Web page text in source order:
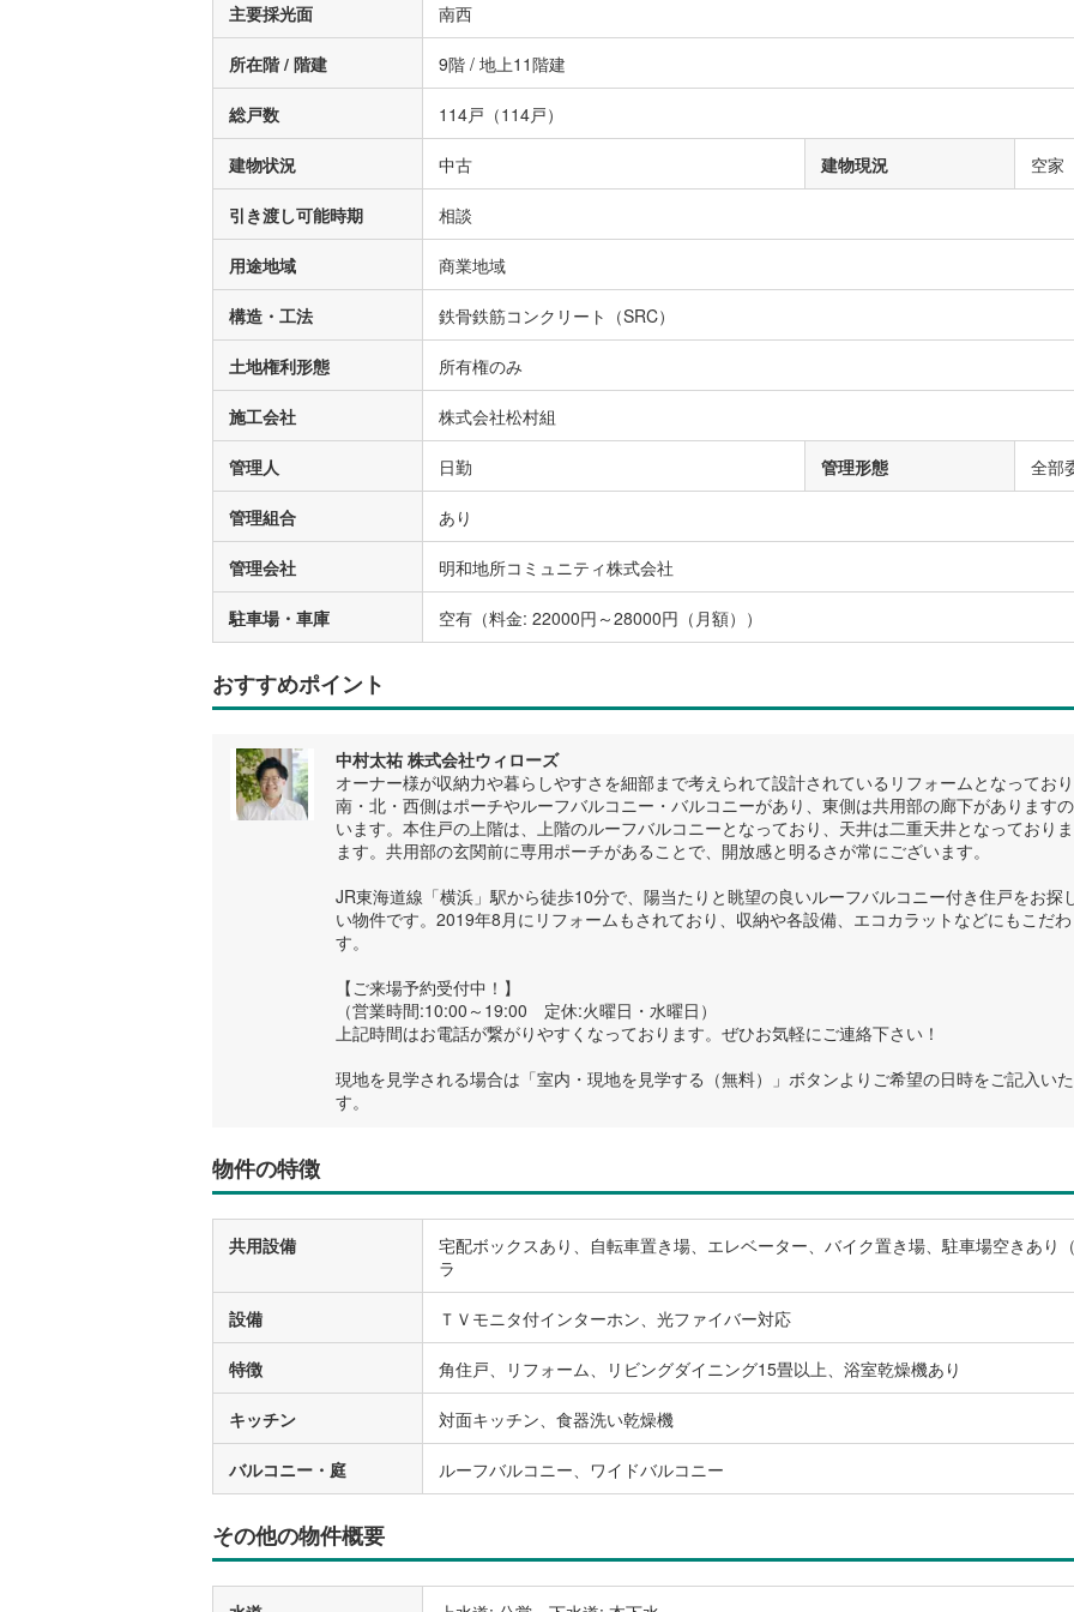
主要採光面 南西
所在階 / 階建 9階 / 地上11階建
総戸数 114戸（114戸）
建物状況 中古 建物現況 空家
引き渡し可能時期 相談
用途地域 商業地域
構造・工法 鉄骨鉄筋コンクリート（SRC）
土地権利形態 所有権のみ
施工会社 株式会社松村組
管理人 日勤 管理形態 全部
管理組合 あり
管理会社 明和地所コミュニティ株式会社
駐車場・車庫 空有（料金: 22000円～28000円（月額））
おすすめポイント
中村太祐 株式会社ウィローズ
オーナー様が収納力や暮らしやすさを細部まで考えられて設計されているリフォームとなってお
南・北・西側はポーチやルーフバルコニー・バルコニーがあり、東側は共用部の廊下があります
います。本住戸の上階は、上階のルーフバルコニーとなっており、天井は二重天井となっており
ます。共用部の玄関前に専用ポーチがあることで、開放感と明るさが常にございます。
JR東海道線「横浜」駅から徒歩10分で、陽当たりと眺望の良いルーフバルコニー付き住戸をお
い物件です。2019年8月にリフォームもされており、収納や各設備、エコカラットなどにもこだ
す。
【ご来場予約受付中！】
（営業時間:10:00～19:00 定休:火曜日・水曜日）
上記時間はお電話が繋がりやすくなっております。ぜひお気軽にご連絡下さい！
現地を見学される場合は「室内・現地を見学する（無料）」ボタンよりご希望の日時をご記入い
す。
物件の特徴
共用設備
宅配ボックスあり、自転車置き場、エレベーター、バイク置き場、駐車場空きあり
ラ
設備 ＴＶモニタ付インターホン、光ファイバー対応
特徴 角住戸、リフォーム、リビングダイニング15畳以上、浴室乾燥機あり
キッチン 対面キッチン、食器洗い乾燥機
バルコニー・庭 ルーフバルコニー、ワイドバルコニー
その他の物件概要